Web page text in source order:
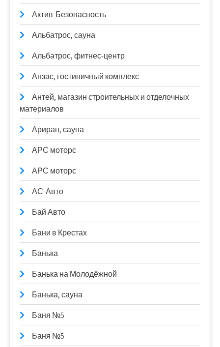
Актив-Безопасность
Альбатрос, сауна
Альбатрос, фитнес-центр
Анзас, гостиничный комплекс
Антей, магазин строительных и отделочных
материалов
Ариран, сауна
АРС моторс
АРС моторс
АС-Авто
Бай Авто
Бани в Крестах
Банька
Банька на Молодёжной
Банька, сауна
Баня №5
Баня №5